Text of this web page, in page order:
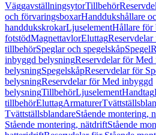
VäggavställningsytorTillbehör
och förvaringsboxarHanddukshållare
handdukskrokarLjuselementHållare för
fotstödMagnettavlorEluttag
tillbehörSpeglar och spegelskåpSpegel
inbyggd belysningReservdelar för Med
belysningSpegelskåpReservdelar för
belysningReservdelar för Med inbyggd
belysningTillbehörLjuselementHandtag
tillbehörEluttagArmaturer
TvättställsblandareStående montering,
Stående montering, nätdriftStående